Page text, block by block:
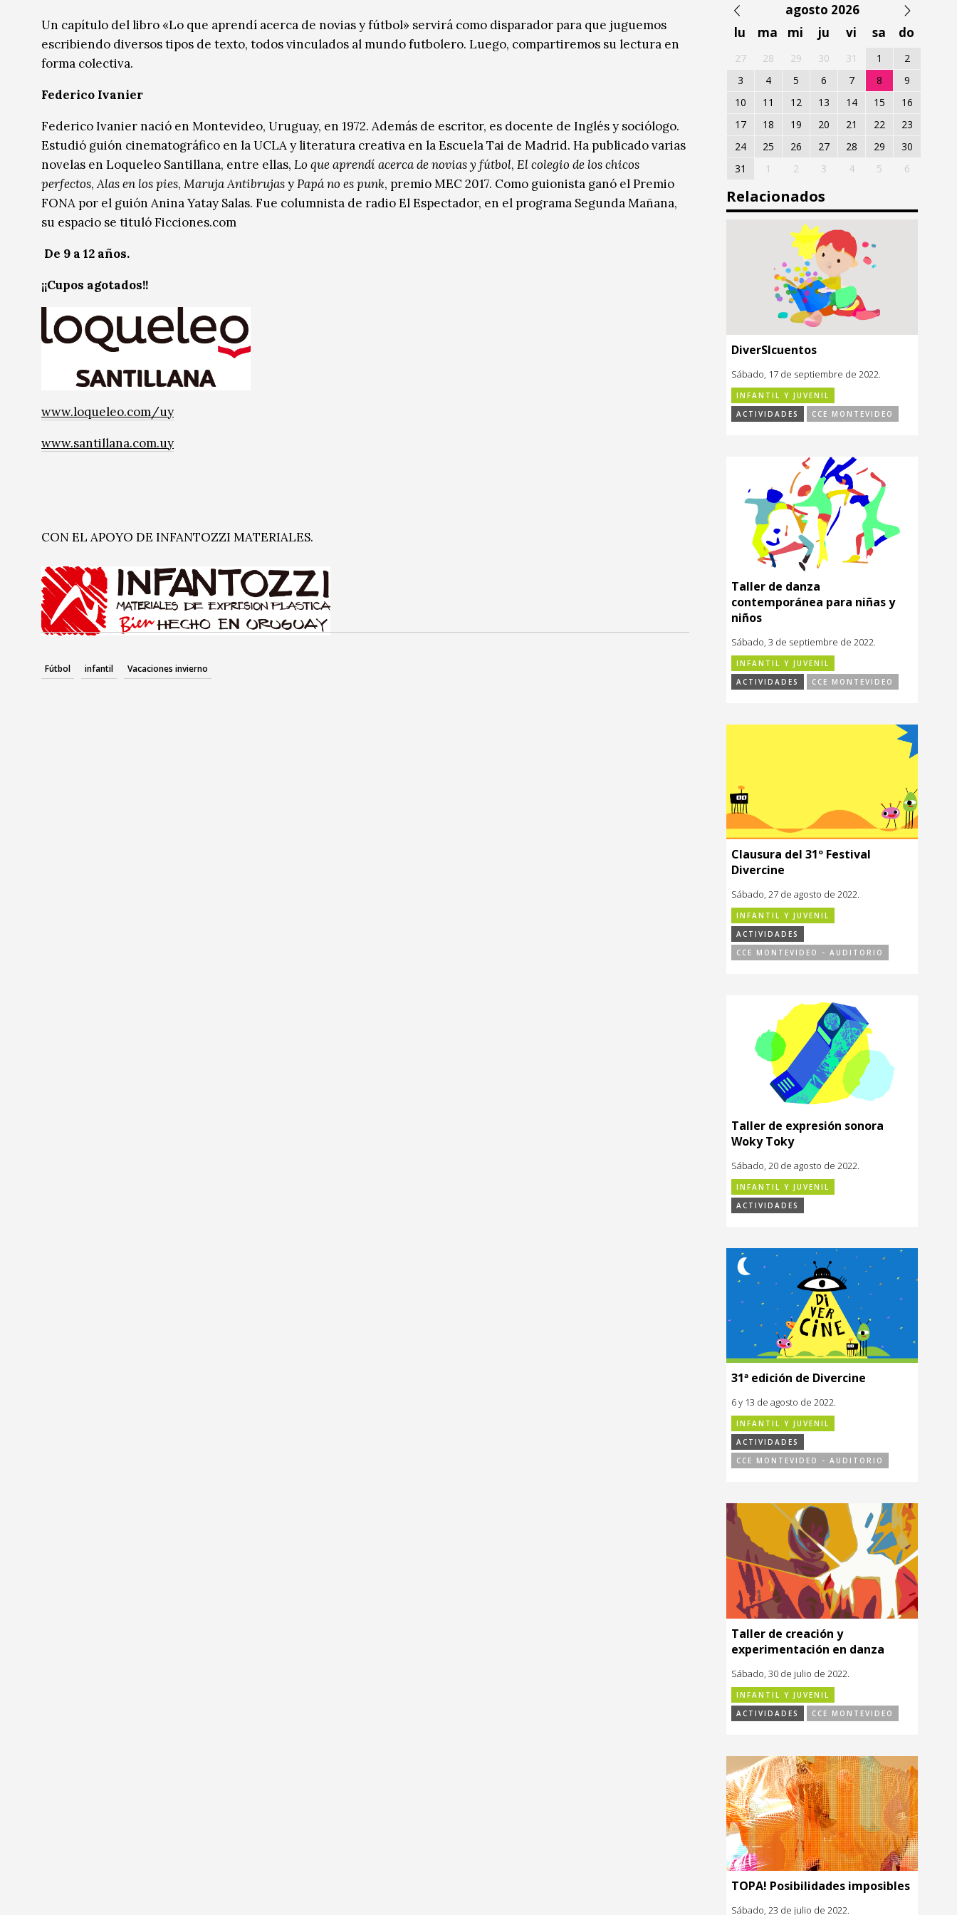
Música
Música
Sin categoría Sin categoría
Un capítulo del libro «Lo que aprendí acerca de novias y fútbol» servirá como disparador para que juguemos
escribiendo diversos tipos de texto, todos vinculados al mundo futbolero. Luego, compartiremos su lectura en
forma colectiva.
Federico Ivanier
Federico Ivanier nació en Montevideo, Uruguay, en 1972. Además de escritor, es docente de Inglés y sociólogo.
Estudió guión cinematográfico en la UCLA y literatura creativa en la Escuela Tai de Madrid. Ha publicado varias
novelas en Loqueleo Santillana, entre ellas, Lo que aprendí acerca de novias y fútbol, El colegio de los chicos
perfectos,Alas en los pies, Maruja AntibrujasyPapá no es punk, premio MEC 2017. Como guionista ganó el Premio
FONA por el guión Anina Yatay Salas. Fue columnista de radio El Espectador, en el programa Segunda Mañana,
su espacio se tituló Ficciones.com
De 9 a 12 años.
¡¡Cupos agotados!!
www.loqueleo.com/uy
www.santillana.com.uy
CON EL APOYO DE INFANTOZZI MATERIALES.
Fútbol infantil Vacaciones invierno
agosto 2026
lu
ma mi ju vi sa do
27 28 29 30 31 1
2
3
4 5 6 7 8
9
10
11 12 13 14 15
16
17
18 19 20 21 22
23
24
25 26 27 28 29
30
31
1 2 3 4 5 6
Relacionados
DiverSIcuentos
Sábado, 17 de septiembre de 2022.
INFANTIL Y JUVENIL
ACTIVIDADES
CCE MONTEVIDEO
Taller de danza
contemporánea para niñas y
niños
Sábado, 3 de septiembre de 2022.
INFANTIL Y JUVENIL
ACTIVIDADES
CCE MONTEVIDEO
Clausura del 31º Festival
Divercine
Sábado, 27 de agosto de 2022.
INFANTIL Y JUVENIL
ACTIVIDADES
CCE MONTEVIDEO - AUDITORIO
Taller de expresión sonora
Woky Toky
Sábado, 20 de agosto de 2022.
INFANTIL Y JUVENIL
ACTIVIDADES
31ª edición de Divercine
6 y 13 de agosto de 2022.
INFANTIL Y JUVENIL
ACTIVIDADES
CCE MONTEVIDEO - AUDITORIO
Taller de creación y
experimentación en danza
Sábado, 30 de julio de 2022.
INFANTIL Y JUVENIL
ACTIVIDADES
CCE MONTEVIDEO
TOPA! Posibilidades imposibles
Sábado, 23 de julio de 2022.